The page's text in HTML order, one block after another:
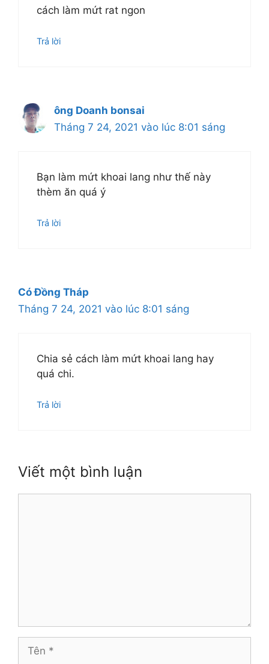
cách làm mứt rat ngon
Trả lời
ông Doanh bonsai
Tháng 7 24, 2021 vào lúc 8:01 sáng
Bạn làm mứt khoai lang như thế này
thèm ăn quá ý
Trả lời
Có Đồng Tháp
Tháng 7 24, 2021 vào lúc 8:01 sáng
Chia sẻ cách làm mứt khoai lang hay
quá chi.
Trả lời
Viết một bình luận
Tên